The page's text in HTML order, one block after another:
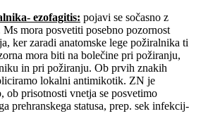
ezofagitis: pojavi se sočasno z
mora posvetiti posebno pozornost
ker zaradi anatomske lege požiralnika ti
mora biti na bolečine pri požiranju,
in pri požiranju. Ob prvih znakih
lokalni antimikotik. ZN je
ob prisotnosti vnetja se posvetimo
prehranskega statusa, prep. sek infekcij-